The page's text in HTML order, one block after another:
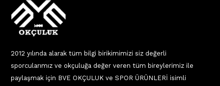
2012 yılında alarak tüm bilgi birikimimizi siz değerli
sporcularımız ve okçuluğa değer veren tüm bireylerimiz ile
paylaşmak için BVE OKÇULUK ve SPOR ÜRÜNLERİ isimli